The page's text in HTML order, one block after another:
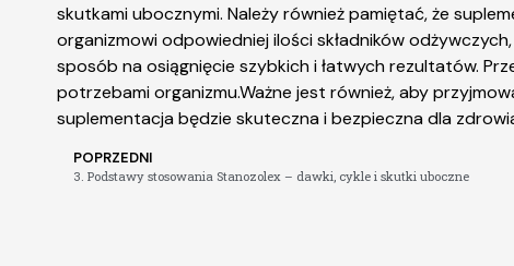
skutkami ubocznymi. Należy również pamiętać, że
organizmowi odpowiedniej ilości składników
sposób na osiągnięcie szybkich i łatwych rezultatów.
potrzebami organizmu.Ważne jest również, aby
suplementacja będzie skuteczna i bezpieczna dla
POPRZEDNI
3. Podstawy stosowania Stanozolex – dawki, cykle i skutki uboczne